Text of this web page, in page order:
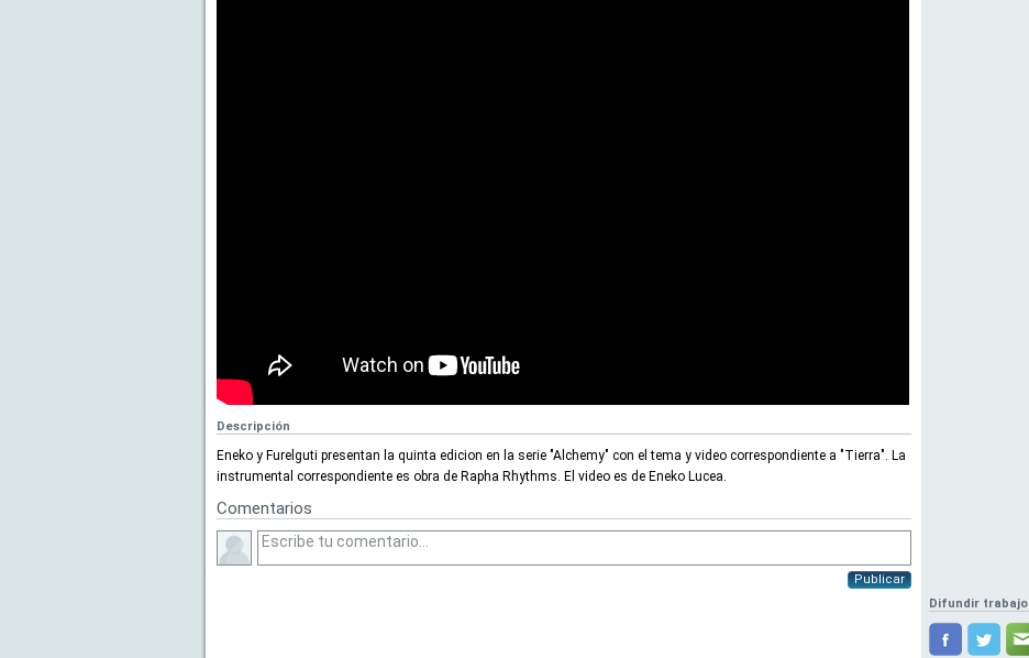
Descripción
Eneko y Furelguti presentan la quinta edicion en la serie "Alchemy" con el tema y video correspondiente a "Tierra". La
instrumental correspondiente es obra de Rapha Rhythms. El video es de Eneko Lucea.
Comentarios
Publicar
Difundir trabajo